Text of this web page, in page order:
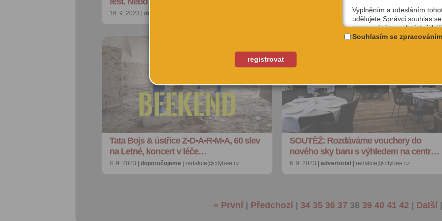
16. 9. 2023 | doporučujeme advertorial| redakce@citybee.cz
Tata Bojs & ústřice Z•D•A•R•M•A, 60 slev
na Letné, koncert v léče…
8. 9. 2023 | doporučujeme | redakce@citybee.cz
SOUTĚŽ: Rozdáváme vouchery do
nového sky baru s výhledem na centr…
6. 9. 2023 | advertorial | redakce@citybee.cz
« První Předchozí 34 35 36 37 38 39 40 41 42 Další
registrovat
Vyplněním a odesláním
udělujete Správci souhlas se
zpracováním osobních
uživatelské jméno, email, IP
na webu www.citybee.cz.
Registrace uživatelského
Zaškrtnutím políčka „Chci se
jako uživatel“ nebo „Chci
své firmě“ udělujete souhlas
zpracováním osobních
vytvoření Vašeho
nezbytného pro přihlášení
jeho odstranění, nebo do
Souhlasím se